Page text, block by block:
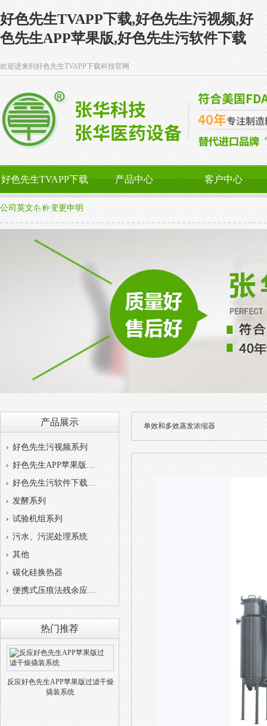
好色先生TVAPP下载,好色先生污视频,好
色先生APP苹果版,好色先生污软件下载
欢迎进来到好色先生TVAPP下载科技官网
好色先生TVAPP下载
首页
产品中心 客户中心
公司英文名称变更申明
产品展示
好色先生污视频系列
好色先生APP苹果版系列
好色先生污软件下载系列
发酵系列
试验机组系列
污水、污泥处理系统
其他
碳化硅换热器
便携式压痕法残余应力测试仪
热门推荐
反应好色先生APP苹果版过滤干燥
撬装系统
单效和多效蒸发浓缩器